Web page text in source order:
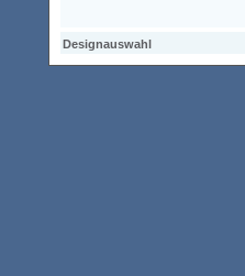
Designauswahl
Designauswahl